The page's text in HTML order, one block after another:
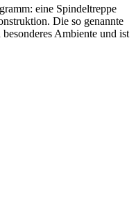
eine Spindeltreppe
Die so genannte
Ambiente und ist